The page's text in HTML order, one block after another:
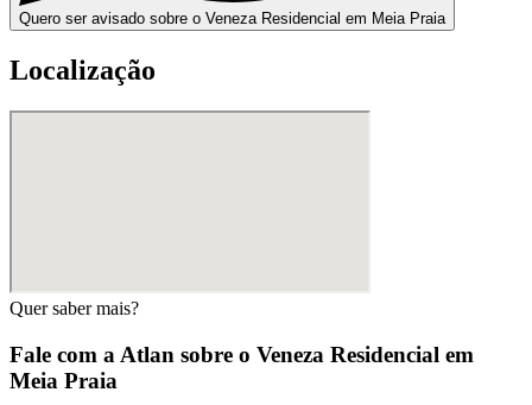
Quero ser avisado sobre o Veneza Residencial em Meia Praia
Localização
Quer saber mais?
Fale com a Atlan sobre o Veneza Residencial em
Meia Praia